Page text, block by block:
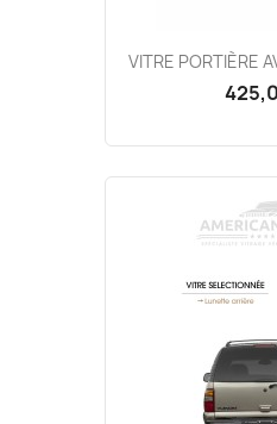
VITRE PORTIÈRE